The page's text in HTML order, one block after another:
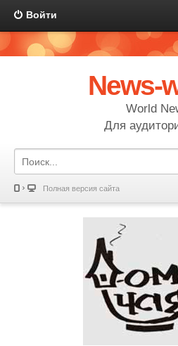
Войти
News-
World
Для
Полная версия сайта